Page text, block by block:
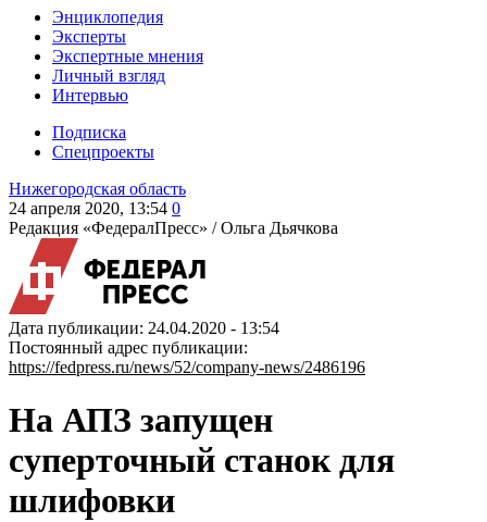
Энциклопедия
Эксперты
Экспертные мнения
Личный взгляд
Интервью
Подписка
Спецпроекты
Нижегородская область
24 апреля 2020, 13:54 0
Редакция «ФедералПресс» /Ольга Дьячкова
Дата публикации: 24.04.2020 - 13:54
Постоянный адрес публикации:
https://fedpress.ru/news/52/company-news/2486196
На АПЗ запущен
суперточный станок для
шлифовки